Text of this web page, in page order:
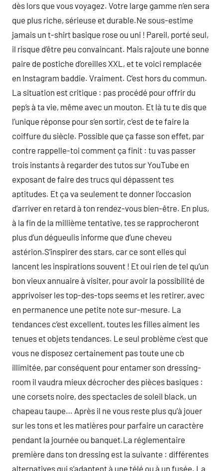
dès lors que vous voyagez. Votre large gamme n’en sera
que plus riche, sérieuse et durable.Ne sous-estime
jamais un t-shirt basique rose ou uni ! Pareil, porté seul,
il risque d’être peu convaincant. Mais rajoute une bonne
paire de postiche d’oreilles XXL, et te voici remplacée
en Instagram baddie. Vraiment. C’est hors du commun.
La situation est critique : pas procédé pour offrir du
pep’s à ta vie, même avec un mouton. Et là tu te dis que
l’unique réponse pour s’en sortir, c’est de te faire la
coiffure du siècle. Possible que ça fasse son effet, par
contre rappelle-toi comment ça finit : tu vas passer
trois instants à regarder des tutos sur YouTube en
exposant de faire des trucs qui dépassent tes
aptitudes. Et ça va seulement te donner l’occasion
d’arriver en retard à ton rendez-vous bien-être. En plus,
à la fin de la millième tentative, tes se rapprocheront
plus d’un dégueulis informe que d’une cheveu
astérion.S’inspirer des stars, car ce sont elles qui
lancent les inspirations souvent ! Et oui rien de tel qu’un
bon vieux annuaire à visiter, pour avoir la possibilité de
apprivoiser les top-des-tops seems et les retirer, avec
en permanence une petite note sur-mesure. La
tendances c’est excellent, toutes les filles aiment les
tenues et objets tendances. Le seul problème c’est que
vous ne disposez certainement pas toute une cb
illimitée, par conséquent pour entamer son dressing-
room il vaudra mieux décrocher des pièces basiques :
une corsets noire, des spectacles de soleil black, un
chapeau taupe… Après il ne vous reste plus qu’à jouer
sur les tons et les matières pour parfaire un caractère
pendant la journée ou banquet.La réglementaire
première dans ton dressing est la suivante : différentes
alternatives qui s’adaptent à une télé ou à un fusée. La